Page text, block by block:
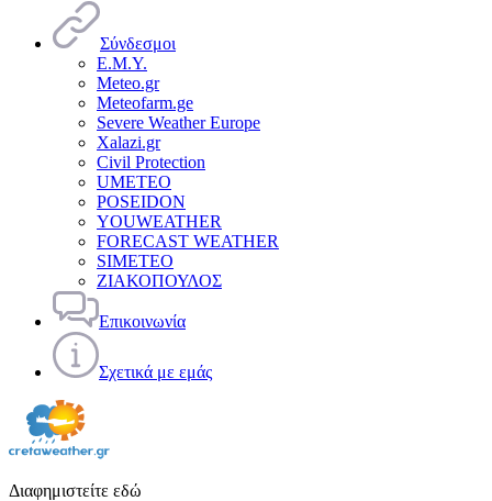
Σύνδεσμοι
Ε.Μ.Υ.
Meteo.gr
Meteofarm.ge
Severe Weather Europe
Xalazi.gr
Civil Protection
UMETEO
POSEIDON
YOUWEATHER
FORECAST WEATHER
SIMETEO
ΖΙΑΚΟΠΟΥΛΟΣ
Επικοινωνία
Σχετικά με εμάς
Διαφημιστείτε εδώ